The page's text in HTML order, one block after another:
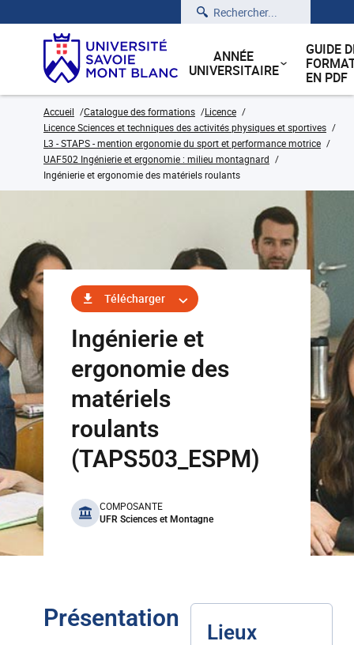
Rechercher
ANNÉE
UNIVERSITAIRE
GUIDE
EN PDF
Accueil Catalogue des formations
Licence
Licence Sciences et techniques des activités physiques et sportives
L3 - STAPS - mention ergonomie du sport et performance motrice
UAF502 Ingénierie et ergonomie : milieu montagnard
Ingénierie et ergonomie des matériels roulants
Télécharger
Ingénierie et
ergonomie des
matériels
roulants
(TAPS503_ESPM)
benefits
COMPOSANTE
UFR Sciences et Montagne
Présentation
Lieux